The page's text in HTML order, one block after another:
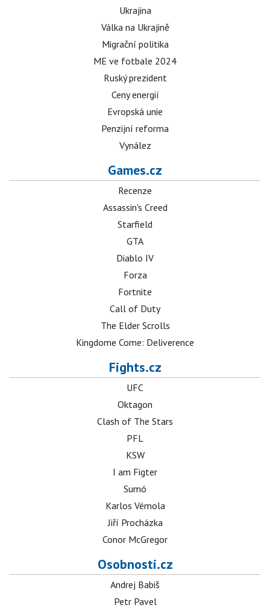
Ukrajina
Válka na Ukrajině
Migrační politika
ME ve fotbale 2024
Ruský prezident
Ceny energií
Evropská unie
Penzijní reforma
Vynález
Games.cz
Recenze
Assassin's Creed
Starfield
GTA
Diablo IV
Forza
Fortnite
Call of Duty
The Elder Scrolls
Kingdome Come: Deliverence
Fights.cz
UFC
Oktagon
Clash of The Stars
PFL
KSW
I am Figter
Sumó
Karlos Vémola
Jiří Procházka
Conor McGregor
Osobnosti.cz
Andrej Babiš
Petr Pavel